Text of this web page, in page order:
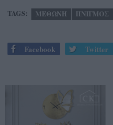
TAGS: ΜΕΘΩΝΗ ΠΝΙΓΜΟΣ
Facebook Twitter